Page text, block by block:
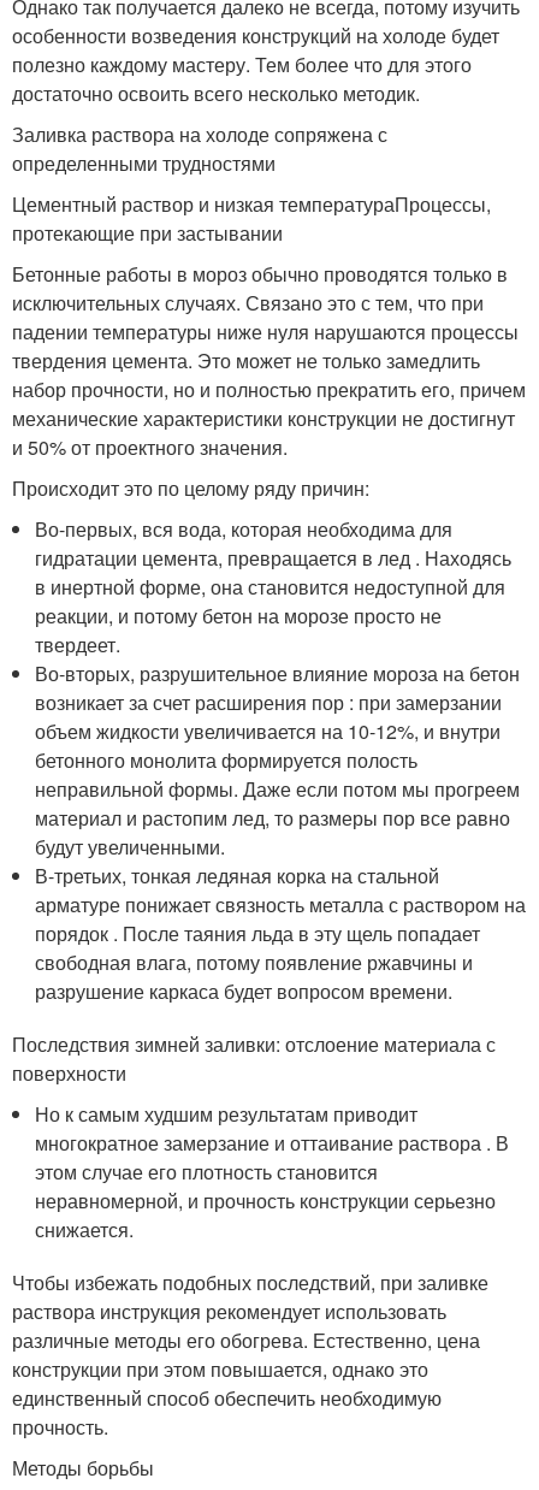
Однако так получается далеко не всегда, потому изучить
особенности возведения конструкций на холоде будет
полезно каждому мастеру. Тем более что для этого
достаточно освоить всего несколько методик.
Заливка раствора на холоде сопряжена с
определенными трудностями
Цементный раствор и низкая температураПроцессы,
протекающие при застывании
Бетонные работы в мороз обычно проводятся только в
исключительных случаях. Связано это с тем, что при
падении температуры ниже нуля нарушаются процессы
твердения цемента. Это может не только замедлить
набор прочности, но и полностью прекратить его, причем
механические характеристики конструкции не достигнут
и 50% от проектного значения.
Происходит это по целому ряду причин:
Во-первых, вся вода, которая необходима для
гидратации цемента, превращается в лед . Находясь
в инертной форме, она становится недоступной для
реакции, и потому бетон на морозе просто не
твердеет.
Во-вторых, разрушительное влияние мороза на бетон
возникает за счет расширения пор : при замерзании
объем жидкости увеличивается на 10-12%, и внутри
бетонного монолита формируется полость
неправильной формы. Даже если потом мы прогреем
материал и растопим лед, то размеры пор все равно
будут увеличенными.
В-третьих, тонкая ледяная корка на стальной
арматуре понижает связность металла с раствором на
порядок . После таяния льда в эту щель попадает
свободная влага, потому появление ржавчины и
разрушение каркаса будет вопросом времени.
Последствия зимней заливки: отслоение материала с
поверхности
Но к самым худшим результатам приводит
многократное замерзание и оттаивание раствора . В
этом случае его плотность становится
неравномерной, и прочность конструкции серьезно
снижается.
Чтобы избежать подобных последствий, при заливке
раствора инструкция рекомендует использовать
различные методы его обогрева. Естественно, цена
конструкции при этом повышается, однако это
единственный способ обеспечить необходимую
прочность.
Методы борьбы